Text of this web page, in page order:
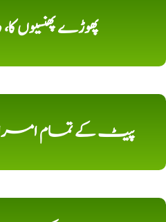
پھوڑے پھنسیوں
پیٹ کے تمام